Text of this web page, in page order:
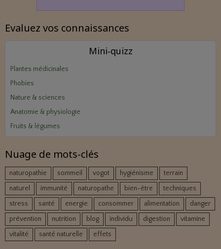
Evaluez vos connaissances
Mini‑quizz
Plantes médicinales
Phobies
Nature & sciences
Anatomie & physiologie
Fruits & légumes
Nuage de mots-clés
naturopathie sommeil vogot hygiénisme
terrain
naturel
immunité naturopathe bien-être
techniques
stress
santé energie consommer alimentation
danger
prévention
nutrition blog individu digestion
vitamine
vitalité
santé naturelle effets